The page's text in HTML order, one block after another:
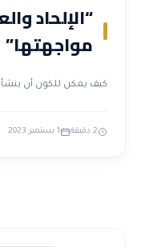
مواجهتها”
كيف يمكن للكون أن
2 دقيقة 1 سبتمبر 2023